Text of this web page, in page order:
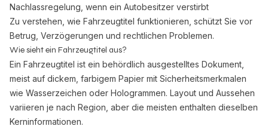
Nachlassregelung, wenn ein Autobesitzer verstirbt
Zu verstehen, wie Fahrzeugtitel funktionieren, schützt Sie vor
Betrug, Verzögerungen und rechtlichen Problemen.
Wie sieht ein Fahrzeugtitel aus?
Ein Fahrzeugtitel ist ein behördlich ausgestelltes Dokument,
meist auf dickem, farbigem Papier mit Sicherheitsmerkmalen
wie Wasserzeichen oder Hologrammen. Layout und Aussehen
variieren je nach Region, aber die meisten enthalten dieselben
Kerninformationen.